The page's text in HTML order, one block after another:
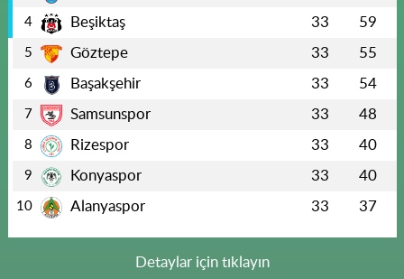
4 Beşiktaş 33 59
5 Göztepe 33 55
6 Başakşehir 33 54
7 Samsunspor 33 48
8 Rizespor 33 40
9 Konyaspor 33 40
10 Alanyaspor 33 37
Detaylar için tıklayın